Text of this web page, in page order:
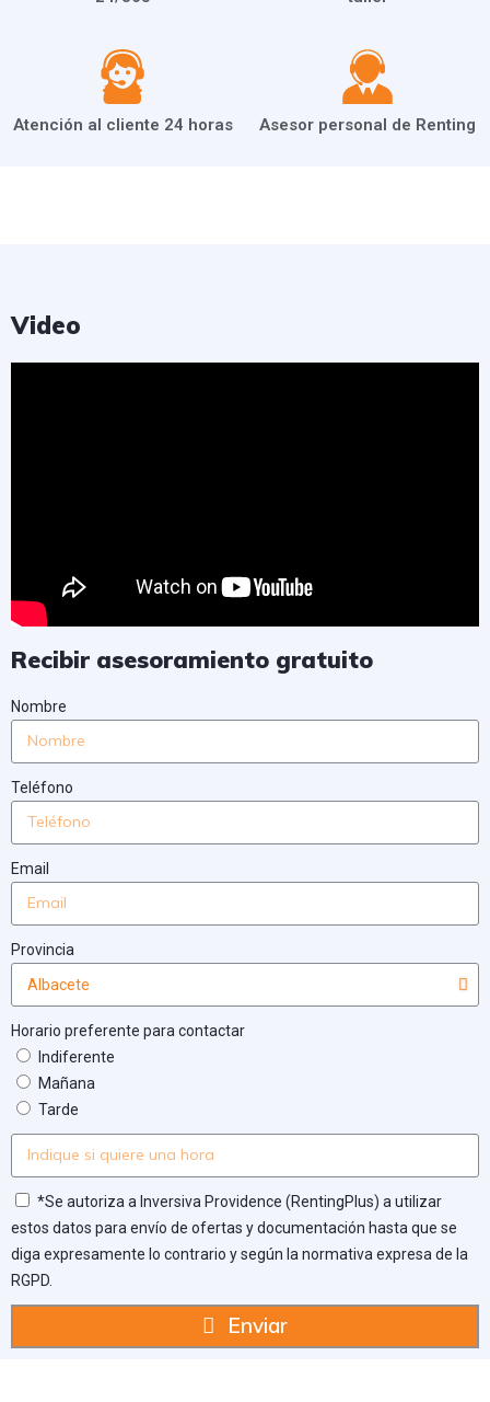
Atención al cliente 24 horas Asesor personal de Renting
Video
Recibir asesoramiento gratuito
Nombre
Teléfono
Email
Provincia
Horario preferente para contactar
Indiferente
Mañana
Tarde
*Se autoriza a Inversiva Providence (RentingPlus) a utilizar
estos datos para envío de ofertas y documentación hasta que se
diga expresamente lo contrario y según la normativa expresa de la
RGPD.
Enviar